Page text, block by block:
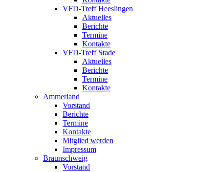
VFD-Treff Heeslingen
Aktuelles
Berichte
Termine
Kontakte
VFD-Treff Stade
Aktuelles
Berichte
Termine
Kontakte
Ammerland
Vorstand
Berichte
Termine
Kontakte
Mitglied werden
Impressum
Braunschweig
Vorstand